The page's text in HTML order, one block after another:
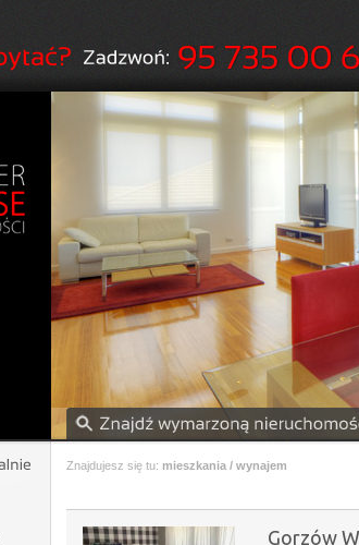
Znajdujesz się tu: mieszkania / wynajem
Gorzów